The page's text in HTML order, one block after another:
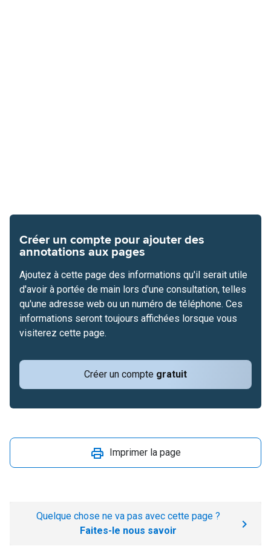
Créer un compte pour ajouter des
annotations aux pages
Créer un compte gratuit
Ajoutez à cette page des informations qu'il serait utile
d'avoir à portée de main lors d'une consultation, telles
qu'une adresse web ou un numéro de téléphone. Ces
informations seront toujours affichées lorsque vous
visiterez cette page.
Imprimer la page
Quelque chose ne va pas avec cette page ?
Faites-le nous savoir